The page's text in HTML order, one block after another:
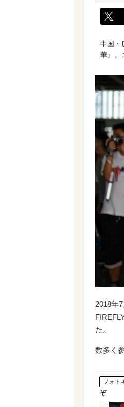
中国・
華』。
2018年
た。
数多く
フォト
ぞ